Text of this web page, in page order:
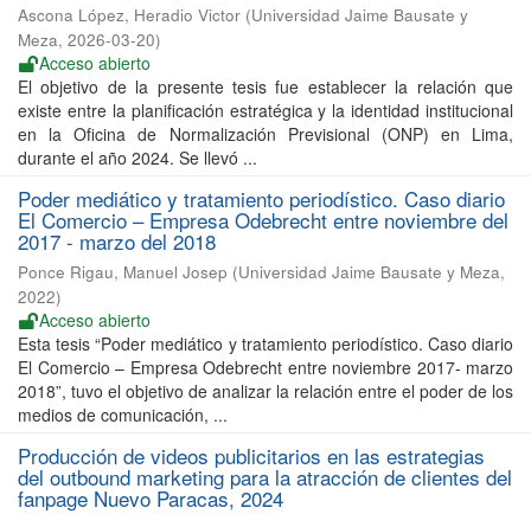
Ascona López, Heradio Victor (Universidad Jaime Bausate y
Meza, 2026-03-20)
Acceso abierto
El objetivo de la presente tesis fue establecer la relación que
existe entre la planificación estratégica y la identidad institucional
en la Oficina de Normalización Previsional (ONP) en Lima,
durante el año 2024. Se llevó ...
Poder mediático y tratamiento periodístico. Caso diario
El Comercio – Empresa Odebrecht entre noviembre del
2017 - marzo del 2018
Ponce Rigau, Manuel Josep (Universidad Jaime Bausate y Meza,
2022)
Acceso abierto
Esta tesis “Poder mediático y tratamiento periodístico. Caso diario
El Comercio – Empresa Odebrecht entre noviembre 2017- marzo
2018”, tuvo el objetivo de analizar la relación entre el poder de los
medios de comunicación, ...
Producción de videos publicitarios en las estrategias
del outbound marketing para la atracción de clientes del
fanpage Nuevo Paracas, 2024